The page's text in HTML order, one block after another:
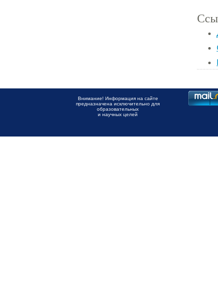
Внимание! Информация на сайте
предназначена исключительно для
образовательных
и научных целей